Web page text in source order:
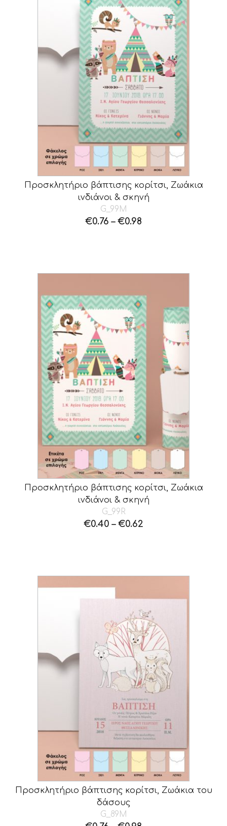
Προσκλητήριο βάπτισης κορίτσι, Ζωάκια
ινδιάνοι & σκηνή
G_99M
€0.76 – €0.98
Προσκλητήριο βάπτισης κορίτσι, Ζωάκια
ινδιάνοι & σκηνή
G_99R
€0.40 – €0.62
Προσκλητήριο βάπτισης κορίτσι, Ζωάκια του
δάσους
G_89M